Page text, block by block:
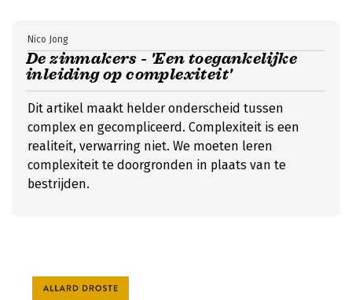
De zinmakers - 'Een toegankelijke
inleiding op complexiteit'
Nico Jong
Dit artikel maakt helder onderscheid tussen
complex en gecompliceerd. Complexiteit is een
realiteit, verwarring niet. We moeten leren
complexiteit te doorgronden in plaats van te
bestrijden.